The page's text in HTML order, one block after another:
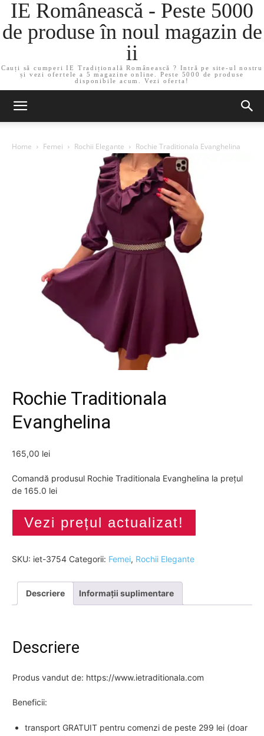
IE Românească - Peste 5000
de produse în noul magazin de
ii
Cauți să cumperi IE Tradițională Românească ? Intră pe site-ul nostru
și vezi ofertele a 5 magazine online. Peste 5000 de produse
disponibile acum. Vezi oferta!
Home Femei Rochii Elegante Rochie Traditionala Evanghelina
Rochie Traditionala
Evanghelina
165,00 lei
Comandă produsul Rochie Traditionala Evanghelina la prețul
de 165.0 lei
Vezi prețul actualizat!
SKU: iet-3754 Categorii: Femei, Rochii Elegante
Descriere Informații suplimentare
Descriere
Produs vandut de: https://www.ietraditionala.com
Beneficii:
transport GRATUIT pentru comenzi de peste 299 lei (doar